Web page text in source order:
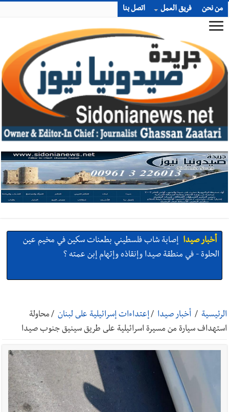
من نحن فريق العمل اتصل بنا
أخبار صيدا إصابة شاب فلسطيني بطعنات سكين في مخيم عين
الحلوة - في منطقة صيدا وإنقاذه وإتهام إبن عمته ؟
والجنوب هو عزة وكرامة لبنان
بعاصيري والبيلاني
أخبار لبنان
مقدمات نشرات الأخبار المسائية في لبنان ليوم السبت
الرئيسية / أخبار صيدا /إعتداءات إسرائيلية على لبنان / محاولة
استهداف سيارة من مسيرة اسرائيلية على طريق سينيق جنوب صيدا